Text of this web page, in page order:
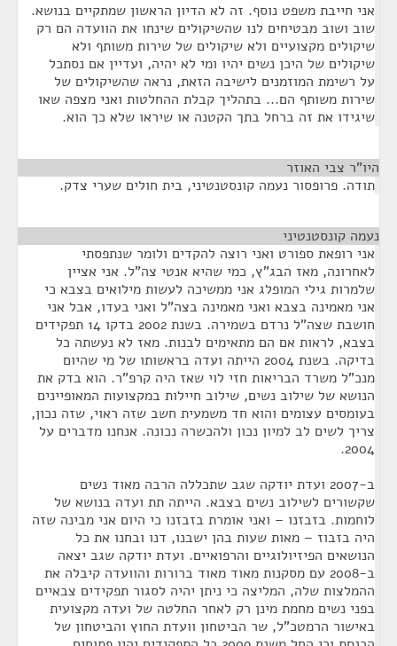
אני חייבת משפט נוסף. זה לא הדיון הראשון שמתקיים בנושא.
שוב ושוב מבטיחים לנו שהשיקולים שינחו את הוועדה הם רק
שיקולים מקצועיים ולא שיקולים של שירות משותף ולא
שיקולים של היכן נשים יהיו ומי לא יהיה, ועדיין אם נסתכל
על רשימת המוזמנים לישיבה הזאת, נראה שהשיקולים של
שירות משותף הם... בתהליך קבלת ההחלטות ואני מצפה שאו
שיגידו את זה ברחל בתך הקטנה או שיראו שלא כך הוא.
היו"ר צבי האוזר
תודה. פרופסור נעמה קונסטנטיני, בית חולים שערי צדק.
נעמה קונסטנטיני
אני רופאת ספורט ואני רוצה להקדים ולומר שנתפסתי
לאחרונה, מאז הבג"ץ, כמי שהיא אנטי צה"ל. אני אציין
שלמרות גילי המופלג אני ממשיכה לעשות מילואים בצבא כי
אני מאמינה בצבא ואני מאמינה בצה"ל ואני בעדו, אבל אני
חושבת שצה"ל נרדם בשמירה. בשנת 2002 בדקו 14 תפקידים
בצבא, לראות אם הם מתאימים לבנות. מאז לא נעשתה כל
בדיקה. בשנת 2004 הייתה ועדה בראשותו של מי שהיום
מנכ"ל משרד הבריאות חזי לוי שאז היה קרפ"ר. הוא בדק את
הנושא של שילוב נשים, שילוב חיילות במקצועות המאופיינים
בעומסים עצומים והוא חד משמעית חשב שזה ראוי, שזה נכון,
צריך לשים לב למיון נכון ולהכשרה נכונה. אנחנו מדברים על
2004.
ב-2007 ועדת יודקה שגב שתכללה הרבה מאוד נשים
שקשורים לשילוב נשים בצבא. הייתה תת ועדה בנושא של
לוחמות. בזבזנו – ואני אומרת בזבזנו כי היום אני מבינה שזה
היה בזבוז – מאות שעות בהן ישבנו, דנו ובחנו את כל
הנושאים הפיזיולוגיים והרפואיים. ועדת יודקה שגב יצאה
ב-2008 עם מסקנות מאוד מאוד ברורות והוועדה קיבלה את
ההמלצות שלה, המליצה כי ניתן יהיה לסגור תפקידים צבאיים
בפני נשים מחמת מינן רק לאחר החלטה של ועדה מקצועית
באישור הרמטכ"ל, שר הביטחון וועדת החוץ והביטחון של